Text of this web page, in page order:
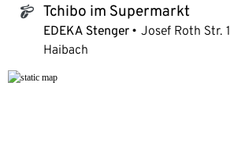
tchibo_logo Tchibo im Supermarkt
EDEKA Stenger Josef Roth Str. 1
Haibach